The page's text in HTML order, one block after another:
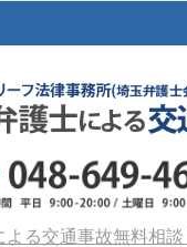
よる交通事故無料相談